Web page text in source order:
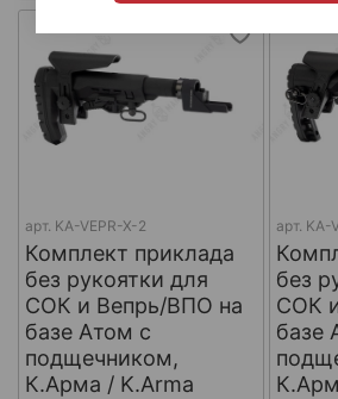
арт. KA-VEPR-X-2
Комплект приклада
без рукоятки для
СОК и Вепрь/ВПО на
базе Атом с
подщечником,
К.Арма / K.Arma
арт. KA-
без
СОК
базе